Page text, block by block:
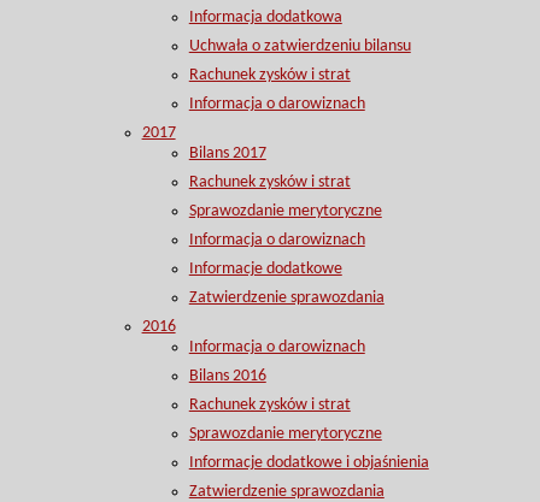
Informacja dodatkowa
Uchwała o zatwierdzeniu bilansu
Rachunek zysków i strat
Informacja o darowiznach
2017
Bilans 2017
Rachunek zysków i strat
Sprawozdanie merytoryczne
Informacja o darowiznach
Informacje dodatkowe
Zatwierdzenie sprawozdania
2016
Informacja o darowiznach
Bilans 2016
Rachunek zysków i strat
Sprawozdanie merytoryczne
Informacje dodatkowe i objaśnienia
Zatwierdzenie sprawozdania